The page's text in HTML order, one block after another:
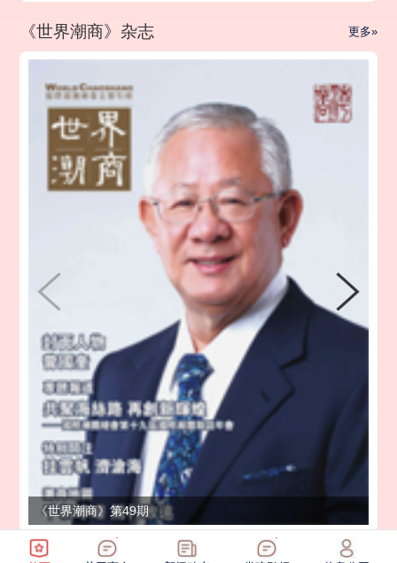
《世界潮商》杂志 更多»
《世界潮商》第49期